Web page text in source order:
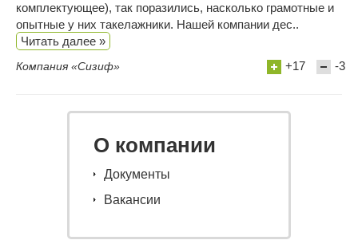
комплектующее), так поразились, насколько грамотные и
опытные у них такелажники. Нашей компании дес..
Читать далее »
Компания «Сизиф» +17 -3
О компании
Документы
Вакансии